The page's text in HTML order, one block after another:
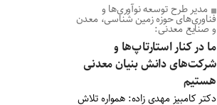
مدیر طرح توسعه نوآوری‌ها و
فناوری‌های حوزه زمین شناسی، معدن
و صنایع معدنی:
ما در کنار استارتاپ‌ها و
شرکت‌های دانش بنیان معدنی
هستیم
دکتر کامبیز مهدی زاده: همواره تلاش